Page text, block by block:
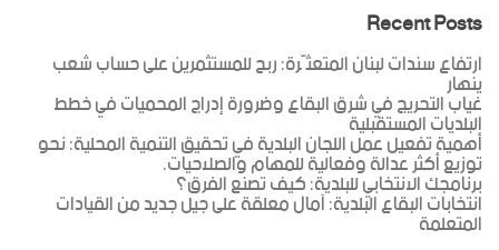
Recent Posts
ارتفاع سندات لبنان المتعثّرة: ربح للمستثمرين على حساب شعب
ينهار
غياب التحريج في شرق البقاع وضرورة إدراج المحميات في خطط
البلديات المستقبلية
أهمية تفعيل عمل اللجان البلدية في تحقيق التنمية المحلية: نحو
توزيع أكثر عدالة وفعالية للمهام والصلاحيات.
برنامجك الانتخابي للبلدية: كيف تصنع الفرق؟
انتخابات البقاع البلدية: آمال معلقة على جيل جديد من القيادات
المتعلمة